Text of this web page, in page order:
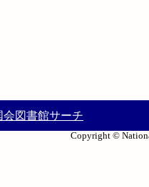
会図書館サーチ
Copyright ©